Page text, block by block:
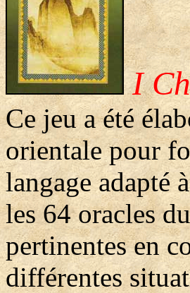
I
Ce jeu a été
orientale pour
langage adapté
les 64 oracles
pertinentes en
différentes